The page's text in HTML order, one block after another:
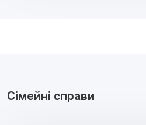
Сімейні справи